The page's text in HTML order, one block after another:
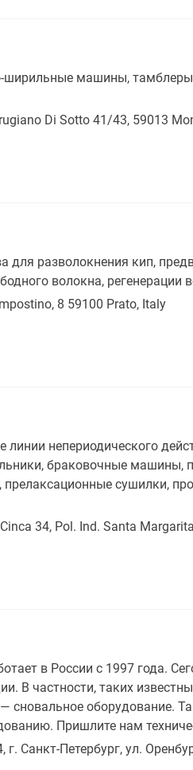
машины,
Di Sotto 41/43, 59013
для разволокнения кип,
волокна, регенерации
8 59100 Prato, Italy
линии непериодического
браковочные машины,
сушилки,
34, Pol. Ind. Santa
в России с 1997 года.
В частности, таких
сновальное оборудование.
Пришлите нам
г. Санкт-Петербург, ул.